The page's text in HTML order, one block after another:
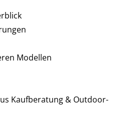
Modellen
Kaufberatung & Outdoor-